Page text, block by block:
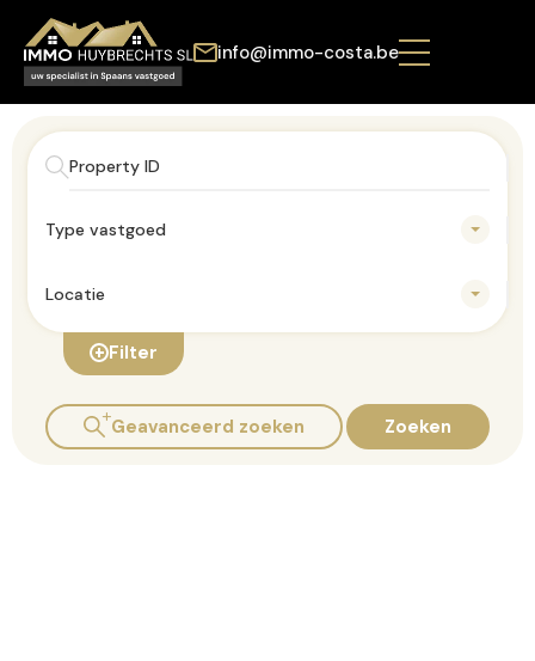
info@immo-costa.be
Type vastgoed
Locatie
Filter
Geavanceerd zoeken Zoeken